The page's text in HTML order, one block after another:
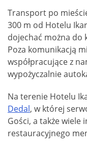
Transport po
300 m od Hotelu
dojechać można do
Poza komunikacją
współpracujące z
wypożyczalnie
Na terenie Hotelu
Dedal, w której
Gości, a także wiele
restauracyjnego